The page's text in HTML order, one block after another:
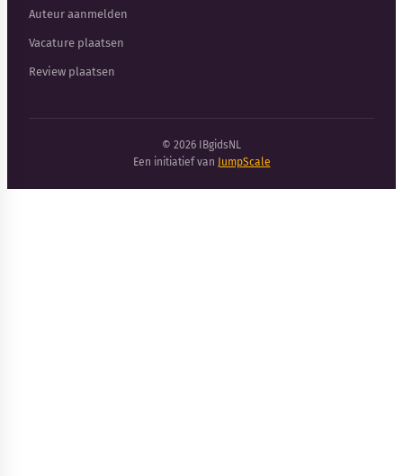
Auteur aanmelden
Vacature plaatsen
Review plaatsen
© 2026 IBgidsNL
Een initiatief van JumpScale